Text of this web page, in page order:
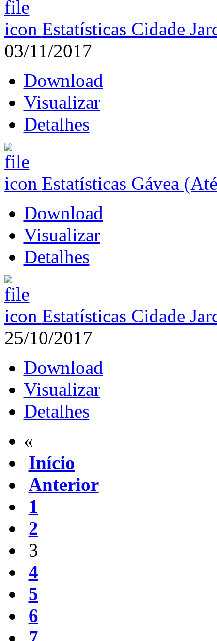
Estatísticas Cidade
03/11/2017
Download
Visualizar
Detalhes
Estatísticas Gávea
Download
Visualizar
Detalhes
Estatísticas Cidade
25/10/2017
Download
Visualizar
Detalhes
«
Início
Anterior
1
2
3
4
5
6